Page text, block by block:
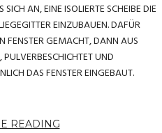
AN, EINE ISOLIERTE SCHEIBE DIE
EINZUBAUEN. DAFÜR
FENSTER GEMACHT, DANN AUS
UND
DAS FENSTER EINGEBAUT.
READING